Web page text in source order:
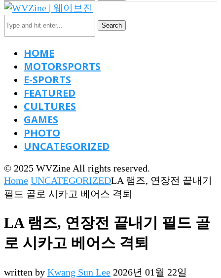
Search
HOME
MOTORSPORTS
E-SPORTS
FEATURED
CULTURES
GAMES
PHOTO
UNCATEGORIZED
© 2025 WVZine All rights reserved.
Home UNCATEGORIZEDLA 램즈, 연장전 끝내기
필드 골로 시카고 베어스 격퇴
LA 램즈, 연장전 끝내기 필드 골
로 시카고 베어스 격퇴
written by Kwang Sun Lee 2026년 01월 22일